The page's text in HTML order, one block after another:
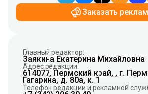
Заказать
Главный редактор:
Заякина Екатерина Михайловна
Адрес редакции:
614077, Пермский край, , г.
Гагарина, д. 80а, к. 1
Телефон редакции и рекламной